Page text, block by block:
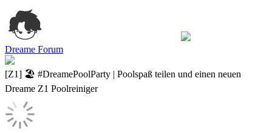
Dreame Forum
[Z1] 🏖️ #DreamePoolParty | Poolspaß teilen und einen neuen
Dreame Z1 Poolreiniger